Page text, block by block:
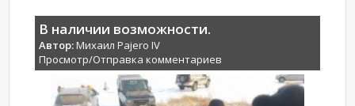
В наличии возможности.
Автор:Михаил Pajero IV
Просмотр/Отправка комментариев